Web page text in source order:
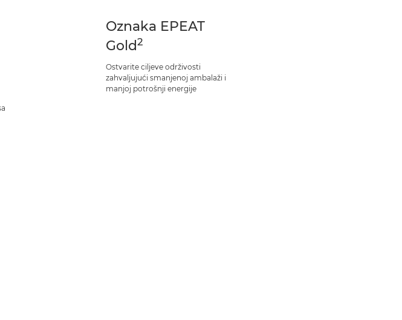
Oznaka EPEAT
Gold2
Ostvarite ciljeve održivosti
zahvaljujući smanjenoj ambalaži i
manjoj potrošnji energije